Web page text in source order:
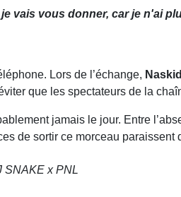
vais vous donner, car je n'ai
Lors de l’échange, Naskid
que les spectateurs de la
jamais le jour. Entre
de sortir ce morceau paraissent
SNAKE x PNL